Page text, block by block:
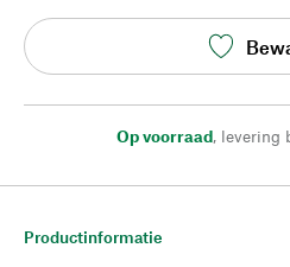
Op voorraad, levering
Productinformatie